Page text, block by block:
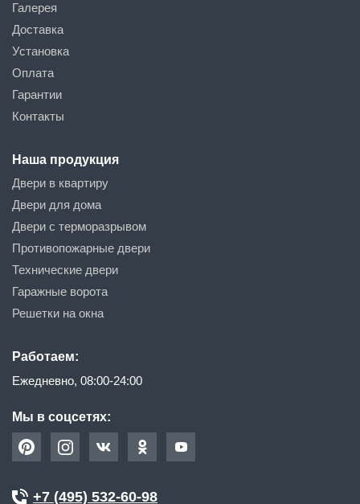
Галерея
Доставка
Установка
Оплата
Гарантии
Контакты
Наша продукция
Двери в квартиру
Двери для дома
Двери с терморазрывом
Противопожарные двери
Технические двери
Гаражные ворота
Решетки на окна
Работаем:
Ежедневно, 08:00-24:00
Мы в соцсетях:
+7 (495) 532-60-98